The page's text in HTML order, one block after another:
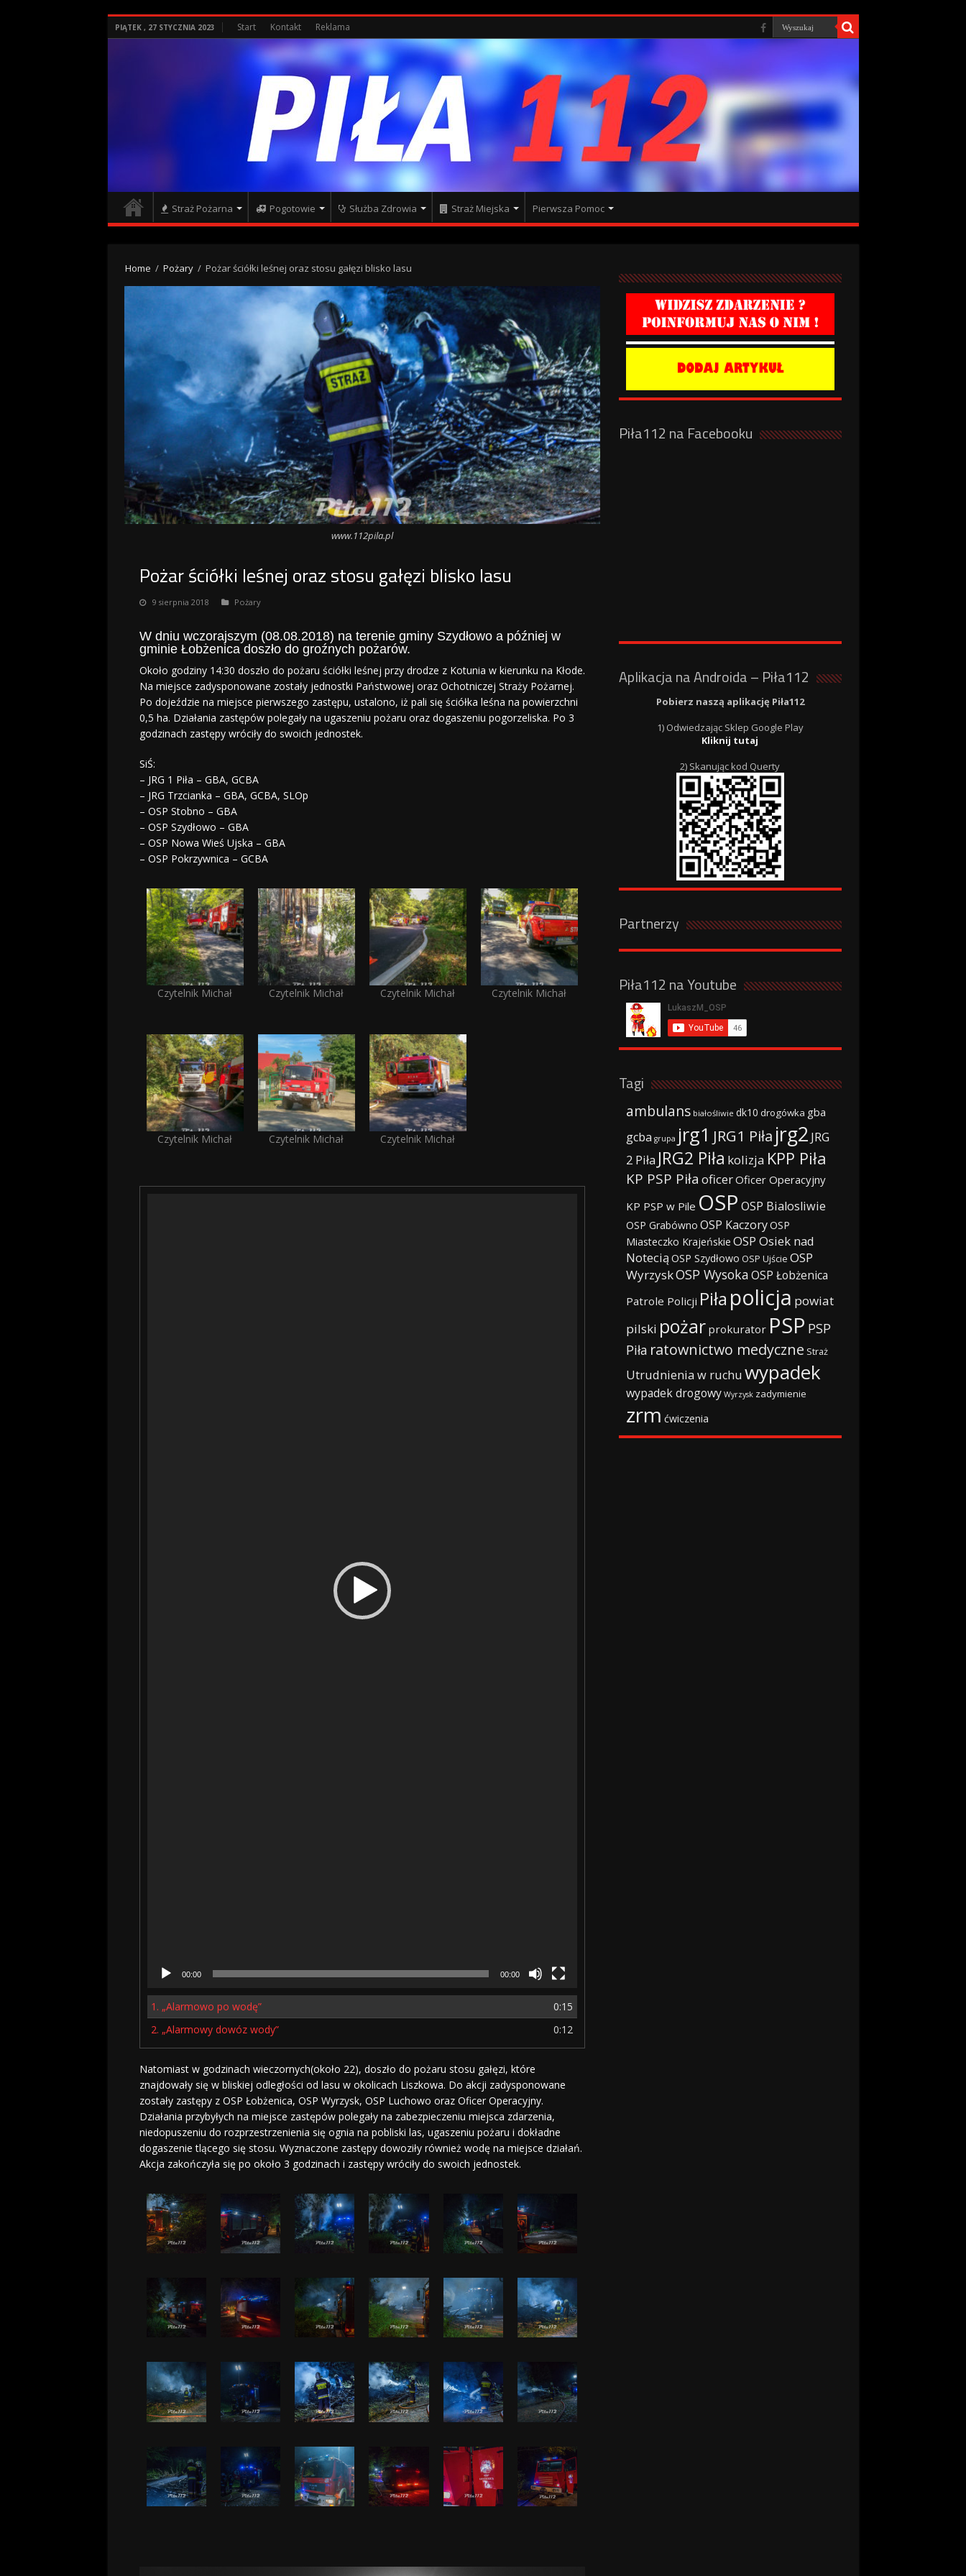
PIĄTEK , 27 STYCZNIA 2023 Start Kontakt Reklama
Straż Pożarna Pogotowie Służba Zdrowia Straż Miejska Pierwsza Pomoc
Home / Pożary / Pożar ściółki leśnej oraz stosu gałęzi blisko lasu
www.112pila.pl
Pożar ściółki leśnej oraz stosu gałęzi blisko lasu
9 sierpnia 2018 Pożary
W dniu wczorajszym (08.08.2018) na terenie gminy Szydłowo a później w
gminie Łobżenica doszło do groźnych pożarów.
Około godziny 14:30 doszło do pożaru ściółki leśnej przy drodze z Kotunia w kierunku na Kłode.
Na miejsce zadysponowane zostały jednostki Państwowej oraz Ochotniczej Straży Pożarnej.
Po dojeździe na miejsce pierwszego zastępu, ustalono, iż pali się ściółka leśna na powierzchni
0,5 ha. Działania zastępów polegały na ugaszeniu pożaru oraz dogaszeniu pogorzeliska. Po 3
godzinach zastępy wróciły do swoich jednostek.
SiŚ:
– JRG 1 Piła – GBA, GCBA
– JRG Trzcianka – GBA, GCBA, SLOp
– OSP Stobno – GBA
– OSP Szydłowo – GBA
– OSP Nowa Wieś Ujska – GBA
– OSP Pokrzywnica – GCBA
Czytelnik Michał Czytelnik Michał Czytelnik Michał Czytelnik Michał
Czytelnik Michał Czytelnik Michał Czytelnik Michał
00:00 00:00
1. „Alarmowo po wodę”
0:15
2. „Alarmowy dowóz wody” 0:12
Natomiast w godzinach wieczornych(około 22), doszło do pożaru stosu gałęzi, które
znajdowały się w bliskiej odległości od lasu w okolicach Liszkowa. Do akcji zadysponowane
zostały zastępy z OSP Łobżenica, OSP Wyrzysk, OSP Luchowo oraz Oficer Operacyjny.
Działania przybyłych na miejsce zastępów polegały na zabezpieczeniu miejsca zdarzenia,
niedopuszeniu do rozprzestrzenienia się ognia na pobliski las, ugaszeniu pożaru i dokładne
dogaszenie tlącego się stosu. Wyznaczone zastępy dowoziły również wodę na miejsce działań.
Akcja zakończyła się po około 3 godzinach i zastępy wróciły do swoich jednostek.
Piła112 na Facebooku
Aplikacja na Androida – Piła112
Pobierz naszą aplikację Piła112
1) Odwiedzając Sklep Google Play
Kliknij tutaj
2) Skanując kod Querty
Partnerzy
Piła112 na Youtube
Tagi
ambulans białośliwie dk10 drogówka gba
gcba grupa jrg1 JRG1 Piła jrg2 JRG
2 Piła JRG2 Piła kolizja KPP Piła
KP PSP Piła oficerOficer Operacyjny
KP PSP w Pile OSP OSP Bialosliwie
OSP Grabówno OSP KaczoryOSP
Miasteczko Krajeńskie OSP Osiek nad
Notecią OSP Szydłowo OSP Ujście OSP
WyrzyskOSP WysokaOSP Łobżenica
Patrole Policji Piła policja powiat
pilski pożar prokurator PSP PSP
Piła ratownictwo medyczne Straż
Utrudnienia w ruchu wypadek
wypadek drogowy Wyrzysk zadymienie
zrm ćwiczenia